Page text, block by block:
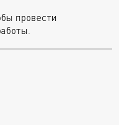
провести